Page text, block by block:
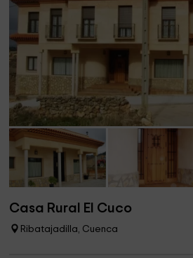
Casa Rural El Cuco
Ribatajadilla, Cuenca